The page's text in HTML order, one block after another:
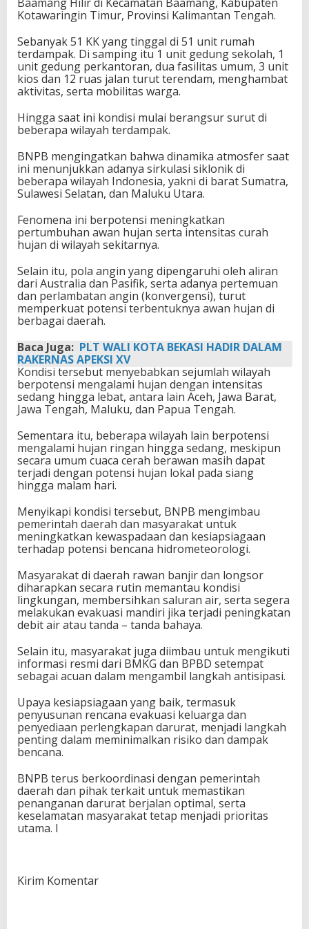
Kotawaringin Timur, Provinsi Kalimantan Tengah.
Sebanyak 51 KK yang tinggal di 51 unit rumah
terdampak. Di samping itu 1 unit gedung sekolah, 1
unit gedung perkantoran, dua fasilitas umum, 3 unit
kios dan 12 ruas jalan turut terendam, menghambat
aktivitas, serta mobilitas warga.
Hingga saat ini kondisi mulai berangsur surut di
beberapa wilayah terdampak.
BNPB mengingatkan bahwa dinamika atmosfer saat
ini menunjukkan adanya sirkulasi siklonik di
beberapa wilayah Indonesia, yakni di barat Sumatra,
Sulawesi Selatan, dan Maluku Utara.
Fenomena ini berpotensi meningkatkan
pertumbuhan awan hujan serta intensitas curah
hujan di wilayah sekitarnya.
Selain itu, pola angin yang dipengaruhi oleh aliran
dari Australia dan Pasifik, serta adanya pertemuan
dan perlambatan angin (konvergensi), turut
memperkuat potensi terbentuknya awan hujan di
berbagai daerah.
Baca Juga: PLT WALI KOTA BEKASI HADIR DALAM
RAKERNAS APEKSI XV
Kondisi tersebut menyebabkan sejumlah wilayah
berpotensi mengalami hujan dengan intensitas
sedang hingga lebat, antara lain Aceh, Jawa Barat,
Jawa Tengah, Maluku, dan Papua Tengah.
Sementara itu, beberapa wilayah lain berpotensi
mengalami hujan ringan hingga sedang, meskipun
secara umum cuaca cerah berawan masih dapat
terjadi dengan potensi hujan lokal pada siang
hingga malam hari.
Menyikapi kondisi tersebut, BNPB mengimbau
pemerintah daerah dan masyarakat untuk
meningkatkan kewaspadaan dan kesiapsiagaan
terhadap potensi bencana hidrometeorologi.
Masyarakat di daerah rawan banjir dan longsor
diharapkan secara rutin memantau kondisi
lingkungan, membersihkan saluran air, serta segera
melakukan evakuasi mandiri jika terjadi peningkatan
debit air atau tanda – tanda bahaya.
Selain itu, masyarakat juga diimbau untuk mengikuti
informasi resmi dari BMKG dan BPBD setempat
sebagai acuan dalam mengambil langkah antisipasi.
Upaya kesiapsiagaan yang baik, termasuk
penyusunan rencana evakuasi keluarga dan
penyediaan perlengkapan darurat, menjadi langkah
penting dalam meminimalkan risiko dan dampak
bencana.
BNPB terus berkoordinasi dengan pemerintah
daerah dan pihak terkait untuk memastikan
penanganan darurat berjalan optimal, serta
keselamatan masyarakat tetap menjadi prioritas
utama. I
Kirim Komentar